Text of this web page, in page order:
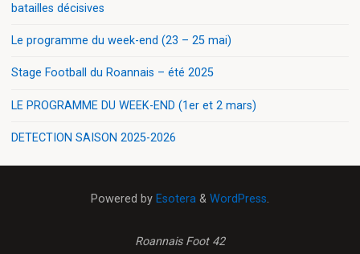
batailles décisives
Le programme du week-end (23 – 25 mai)
Stage Football du Roannais – été 2025
LE PROGRAMME DU WEEK-END (1er et 2 mars)
DETECTION SAISON 2025-2026
Powered by Esotera & WordPress.
Roannais Foot 42